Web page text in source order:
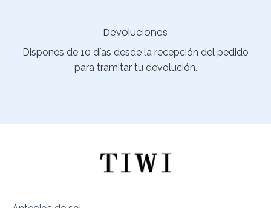
Devoluciones
Dispones de 10 días desde la recepción del pedido
para tramitar tu devolución.